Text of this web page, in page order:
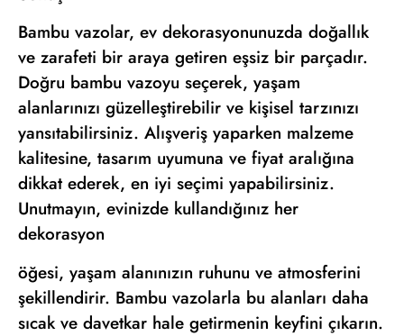
Bambu vazolar, ev dekorasyonunuzda doğallık
ve zarafeti bir araya getiren eşsiz bir parçadır.
Doğru bambu vazoyu seçerek, yaşam
alanlarınızı güzelleştirebilir ve kişisel tarzınızı
yansıtabilirsiniz. Alışveriş yaparken malzeme
kalitesine, tasarım uyumuna ve fiyat aralığına
dikkat ederek, en iyi seçimi yapabilirsiniz.
Unutmayın, evinizde kullandığınız her
dekorasyon
öğesi, yaşam alanınızın ruhunu ve atmosferini
şekillendirir. Bambu vazolarla bu alanları daha
sıcak ve davetkar hale getirmenin keyfini çıkarın.